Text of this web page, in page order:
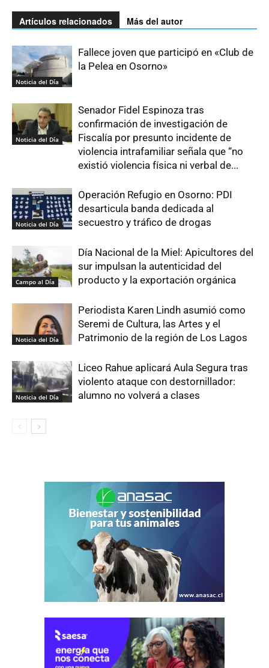
Artículos relacionados Más del autor
Noticia del Día
Fallece joven que participó en «Club de
la Pelea en Osorno»
Noticia del Día
Senador Fidel Espinoza tras
confirmación de investigación de
Fiscalía por presunto incidente de
violencia intrafamiliar señala que “no
existió violencia física ni verbal de...
Noticia del Día
Operación Refugio en Osorno: PDI
desarticula banda dedicada al
secuestro y tráfico de drogas
Campo al Día
Día Nacional de la Miel: Apicultores del
sur impulsan la autenticidad del
producto y la exportación orgánica
Noticia del Día
Periodista Karen Lindh asumió como
Seremi de Cultura, las Artes y el
Patrimonio de la región de Los Lagos
Noticia del Día
Liceo Rahue aplicará Aula Segura tras
violento ataque con destornillador:
alumno no volverá a clases